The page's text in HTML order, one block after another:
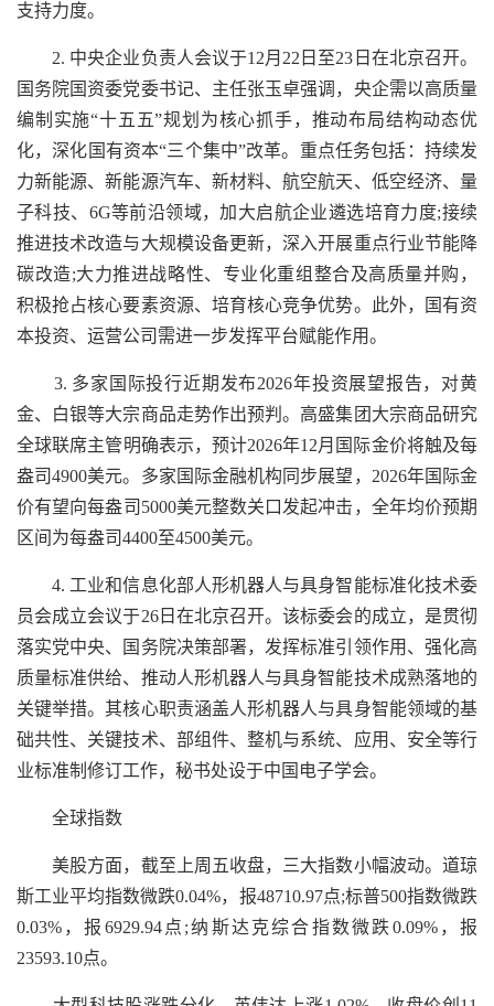
支持力度。
2. 中央企业负责人会议于12月22日至23日在北京召开。
国务院国资委党委书记、主任张玉卓强调，央企需以高质量
编制实施“十五五”规划为核心抓手，推动布局结构动态优
化，深化国有资本“三个集中”改革。重点任务包括：持续发
力新能源、新能源汽车、新材料、航空航天、低空经济、量
子科技、6G等前沿领域，加大启航企业遴选培育力度;接续
推进技术改造与大规模设备更新，深入开展重点行业节能降
碳改造;大力推进战略性、专业化重组整合及高质量并购，
积极抢占核心要素资源、培育核心竞争优势。此外，国有资
本投资、运营公司需进一步发挥平台赋能作用。
3. 多家国际投行近期发布2026年投资展望报告，对黄
金、白银等大宗商品走势作出预判。高盛集团大宗商品研究
全球联席主管明确表示，预计2026年12月国际金价将触及每
盎司4900美元。多家国际金融机构同步展望，2026年国际金
价有望向每盎司5000美元整数关口发起冲击，全年均价预期
区间为每盎司4400至4500美元。
4. 工业和信息化部人形机器人与具身智能标准化技术委
员会成立会议于26日在北京召开。该标委会的成立，是贯彻
落实党中央、国务院决策部署，发挥标准引领作用、强化高
质量标准供给、推动人形机器人与具身智能技术成熟落地的
关键举措。其核心职责涵盖人形机器人与具身智能领域的基
础共性、关键技术、部组件、整机与系统、应用、安全等行
业标准制修订工作，秘书处设于中国电子学会。
全球指数
美股方面，截至上周五收盘，三大指数小幅波动。道琼
斯工业平均指数微跌0.04%，报48710.97点;标普500指数微跌
0.03%，报6929.94点;纳斯达克综合指数微跌0.09%，报
23593.10点。